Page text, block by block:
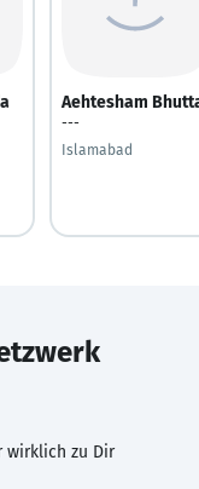
Aehtesham
---
Islamabad
wirklich zu Dir